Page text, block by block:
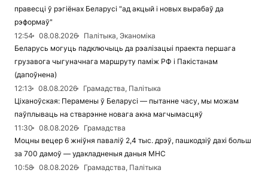
правесці ў рэгіёнах Беларусі "ад акцый і новых вырабаў да
рэформаў"
12:54
08.08.2026
Палітыка, Эканоміка
Беларусь могуць падключыць да рэалізацыі праекта першага
грузавога чыгуначнага маршруту паміж РФ і Пакістанам
(дапоўнена)
12:13
08.08.2026
Грамадства, Палітыка
Ціханоўская: Перамены ў Беларусі — пытанне часу, мы можам
паўплываць на стварэнне новага акна магчымасцяў
11:30
08.08.2026
Грамадства
Моцны вецер 6 жніўня паваліў 2,4 тыс. дрэў, пашкодзіў дахі больш
за 700 дамоў — удакладненыя даныя МНС
10:58
08.08.2026
Грамадства, Палітыка